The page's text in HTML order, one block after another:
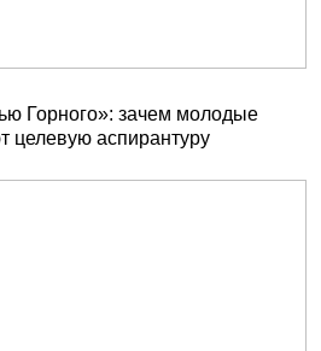
Горного»: зачем молодые
целевую аспирантуру